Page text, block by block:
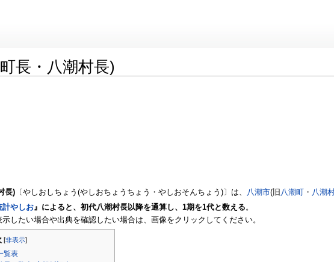
長・八潮村長)
長) 〔やしおしちょう(やしおちょうちょう・やしおそんちょう)〕は、 八潮市(旧 八潮町 ・ 八潮
計やしお』によると、初代八潮村長以降を通算し、1期を1代と数える。
したい場合や出典を確認したい場合は、画像をクリックしてください。
[非表示]
覧表